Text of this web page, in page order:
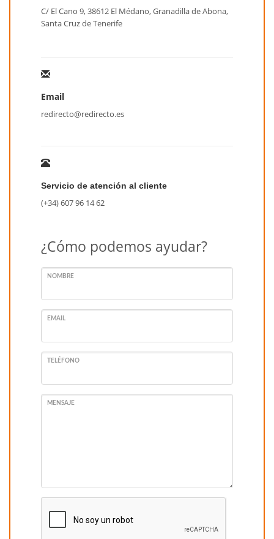
C/ El Cano 9, 38612 El Médano, Granadilla de Abona,
Santa Cruz de Tenerife
Email
redirecto@redirecto.es
Servicio de atención al cliente
(+34) 607 96 14 62
¿Cómo podemos ayudar?
NOMBRE
EMAIL
TELÉFONO
MENSAJE